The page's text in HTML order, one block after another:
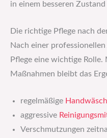
in einem besseren
Die richtige Pflege nach
Nach einer
Pflege eine wichtige
Maßnahmen bleibt das
regelmäßige
aggressive
Verschmutzungen